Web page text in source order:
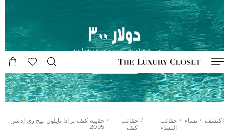
اكتشف / نساء / حقائب
النساء
/ حقائب
كتف
/ حقيبة كتف برادا نايلون بيج ري إدشن
2005